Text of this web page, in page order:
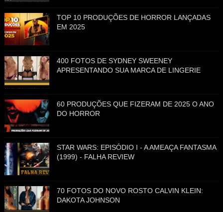
TOP 10 PRODUÇÕES DE HORROR LANÇADAS
EM 2025
400 FOTOS DE SYDNEY SWEENEY
APRESENTANDO SUA MARCA DE LINGERIE
60 PRODUÇÕES QUE FIZERAM DE 2025 O ANO
DO HORROR
STAR WARS: EPISÓDIO I - A AMEAÇA FANTASMA
(1999) - FALHA REVIEW
70 FOTOS DO NOVO ROSTO CALVIN KLEIN:
DAKOTA JOHNSON